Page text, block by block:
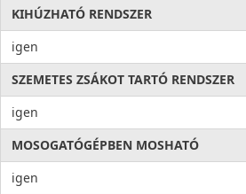
KIHÚZHATÓ RENDSZER
igen
SZEMETES ZSÁKOT TARTÓ RENDSZER
igen
MOSOGATÓGÉPBEN MOSHATÓ
igen